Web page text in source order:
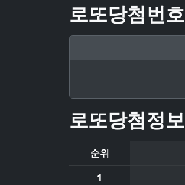
로또당첨번호
로또당첨정보
순위
1